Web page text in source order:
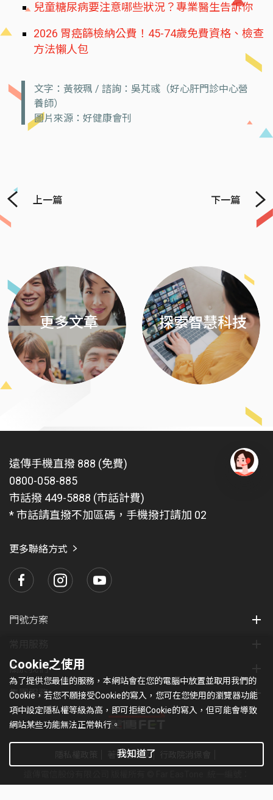
兒童糖尿病要注意哪些狀況？專業醫生告訴你
2026 胃癌篩檢納公費！45-74歲免費資格、檢查
方法懶人包
文字：黃筱珮 / 諮詢：吳芃彧（好心肝門診中心營
養師）
圖片來源：好健康會刊
上一篇 下一篇
更多文章 探索智慧科技
遠傳手機直撥 888 (免費)
0800-058-885
市話撥 449-5888 (市話計費)
* 市話請直撥不加區碼，手機撥打請加 02
更多聯絡方式
門號方案
關於我們
集團服務
著作權條款
Cookie之使用
為了提供您最佳的服務，本網站會在您的電腦中放置並取用我們的
Cookie，若您不願接受Cookie的寫入，您可在您使用的瀏覽器功能
項中設定隱私權等級為高，即可拒絕Cookie的寫入，但可能會導致
網站某些功能無法正常執行。
我知道了